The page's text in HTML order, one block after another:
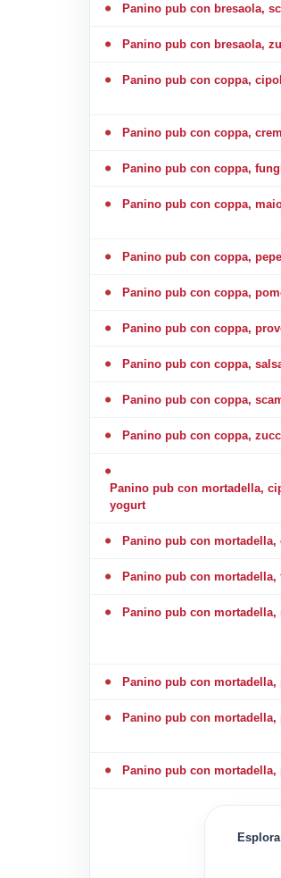
Panino pub con bresaola,
Panino pub con bresaola,
Panino pub con coppa,
Panino pub con coppa,
Panino pub con coppa,
Panino pub con coppa,
Panino pub con coppa,
Panino pub con coppa,
Panino pub con coppa,
Panino pub con coppa,
Panino pub con coppa,
Panino pub con coppa,
Panino pub con mortadella,
yogurt
Panino pub con mortadella,
Panino pub con mortadella,
Panino pub con mortadella,
Panino pub con mortadella,
Panino pub con mortadella,
Panino pub con mortadella,